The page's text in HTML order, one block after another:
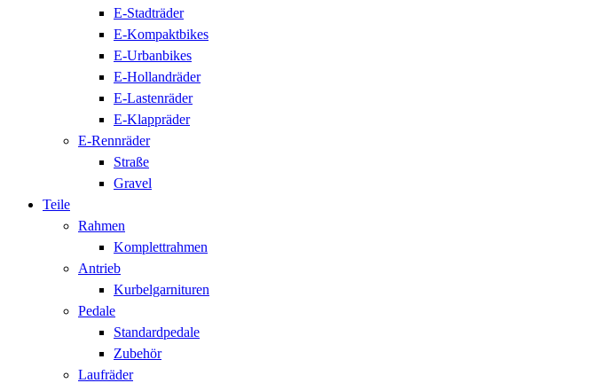
E-Stadträder
E-Kompaktbikes
E-Urbanbikes
E-Hollandräder
E-Lastenräder
E-Klappräder
E-Rennräder
Straße
Gravel
Teile
Rahmen
Komplettrahmen
Antrieb
Kurbelgarnituren
Pedale
Standardpedale
Zubehör
Laufräder